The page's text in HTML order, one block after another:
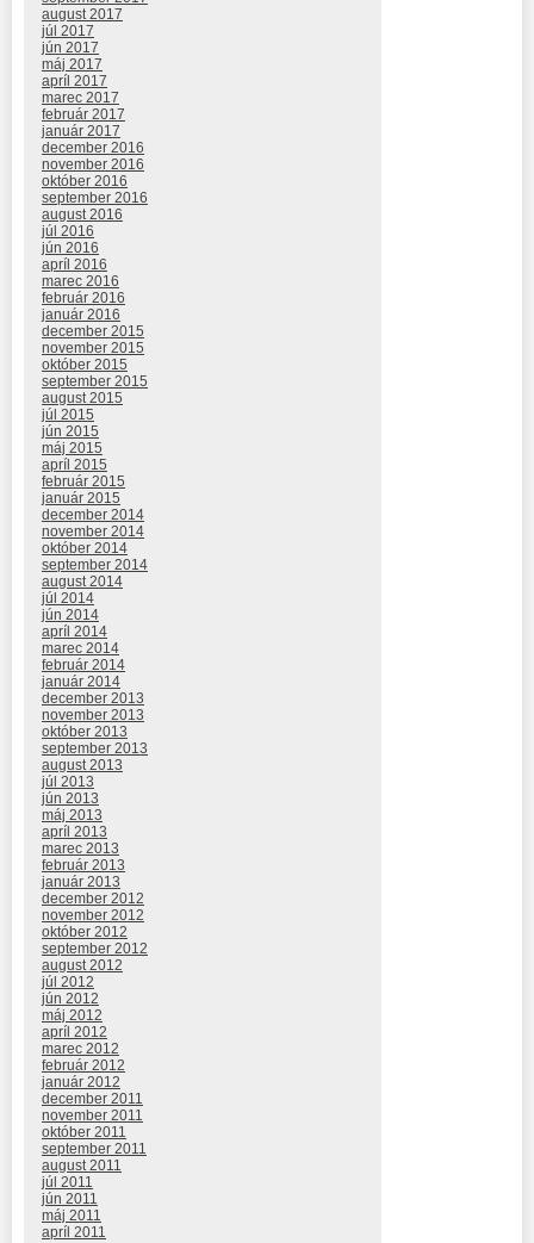
august 2017
júl 2017
jún 2017
máj 2017
apríl 2017
marec 2017
február 2017
január 2017
december 2016
november 2016
október 2016
september 2016
august 2016
júl 2016
jún 2016
apríl 2016
marec 2016
február 2016
január 2016
december 2015
november 2015
október 2015
september 2015
august 2015
júl 2015
jún 2015
máj 2015
apríl 2015
február 2015
január 2015
december 2014
november 2014
október 2014
september 2014
august 2014
júl 2014
jún 2014
apríl 2014
marec 2014
február 2014
január 2014
december 2013
november 2013
október 2013
september 2013
august 2013
júl 2013
jún 2013
máj 2013
apríl 2013
marec 2013
február 2013
január 2013
december 2012
november 2012
október 2012
september 2012
august 2012
júl 2012
jún 2012
máj 2012
apríl 2012
marec 2012
február 2012
január 2012
december 2011
november 2011
október 2011
september 2011
august 2011
júl 2011
jún 2011
máj 2011
apríl 2011